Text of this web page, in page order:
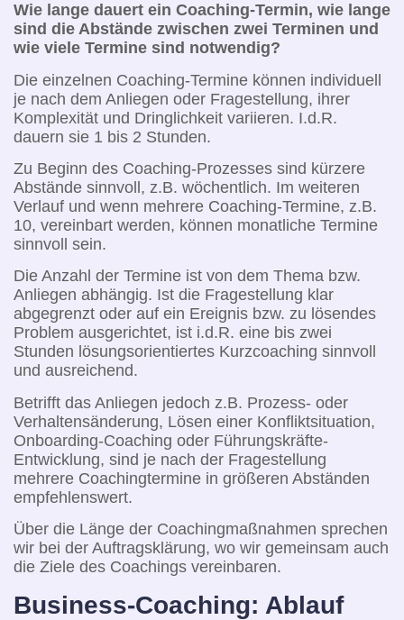
Wie lange dauert ein Coaching-Termin, wie lange
sind die Abstände zwischen zwei Terminen und
wie viele Termine sind notwendig?
Die einzelnen Coaching-Termine können individuell
je nach dem Anliegen oder Fragestellung, ihrer
Komplexität und Dringlichkeit variieren. I.d.R.
dauern sie 1 bis 2 Stunden.
Zu Beginn des Coaching-Prozesses sind kürzere
Abstände sinnvoll, z.B. wöchentlich. Im weiteren
Verlauf und wenn mehrere Coaching-Termine, z.B.
10, vereinbart werden, können monatliche Termine
sinnvoll sein.
Die Anzahl der Termine ist von dem Thema bzw.
Anliegen abhängig. Ist die Fragestellung klar
abgegrenzt oder auf ein Ereignis bzw. zu lösendes
Problem ausgerichtet, ist i.d.R. eine bis zwei
Stunden lösungsorientiertes Kurzcoaching sinnvoll
und ausreichend.
Betrifft das Anliegen jedoch z.B. Prozess- oder
Verhaltensänderung, Lösen einer Konfliktsituation,
Onboarding-Coaching oder Führungskräfte-
Entwicklung, sind je nach der Fragestellung
mehrere Coachingtermine in größeren Abständen
empfehlenswert.
Über die Länge der Coachingmaßnahmen sprechen
wir bei der Auftragsklärung, wo wir gemeinsam auch
die Ziele des Coachings vereinbaren.
Business-Coaching: Ablauf